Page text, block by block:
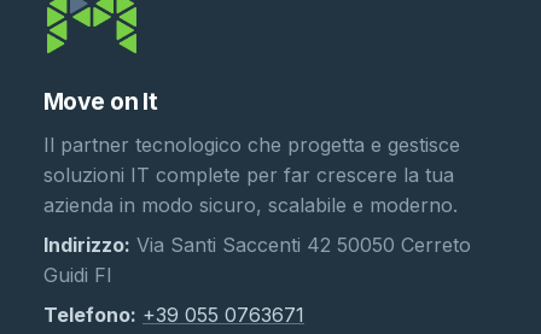
Move on It
Il partner tecnologico che progetta e gestisce
soluzioni IT complete per far crescere la tua
azienda in modo sicuro, scalabile e moderno.
Indirizzo: Via Santi Saccenti 42 50050 Cerreto
Guidi FI
Telefono: +39 055 0763671